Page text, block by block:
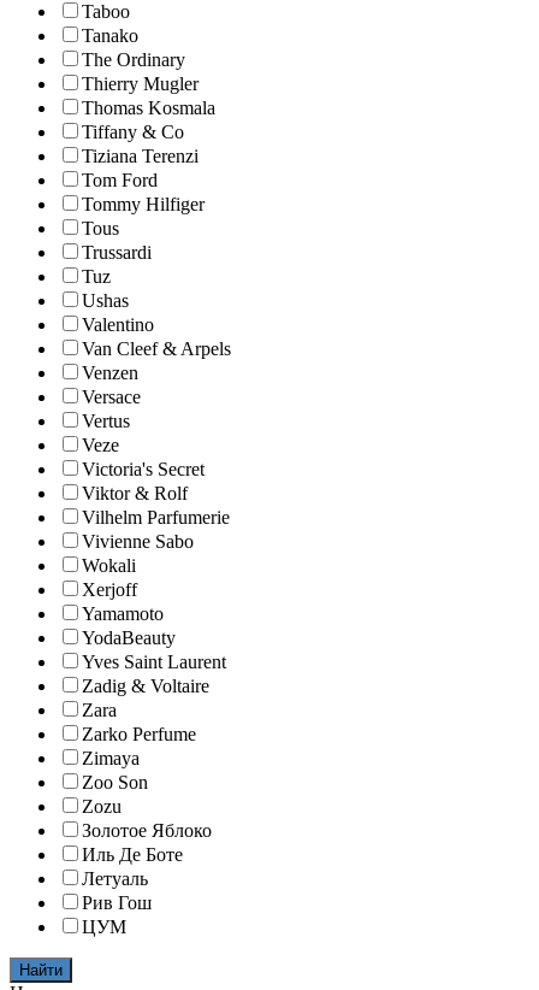
Taboo
Tanako
The Ordinary
Thierry Mugler
Thomas Kosmala
Tiffany & Co
Tiziana Terenzi
Tom Ford
Tommy Hilfiger
Tous
Trussardi
Tuz
Ushas
Valentino
Van Cleef & Arpels
Venzen
Versace
Vertus
Veze
Victoria's Secret
Viktor & Rolf
Vilhelm Parfumerie
Vivienne Sabo
Wokali
Xerjoff
Yamamoto
YodaBeauty
Yves Saint Laurent
Zadig & Voltaire
Zara
Zarko Perfume
Zimaya
Zoo Son
Zozu
Золотое Яблоко
Иль Де Боте
Летуаль
Рив Гош
ЦУМ
Найти